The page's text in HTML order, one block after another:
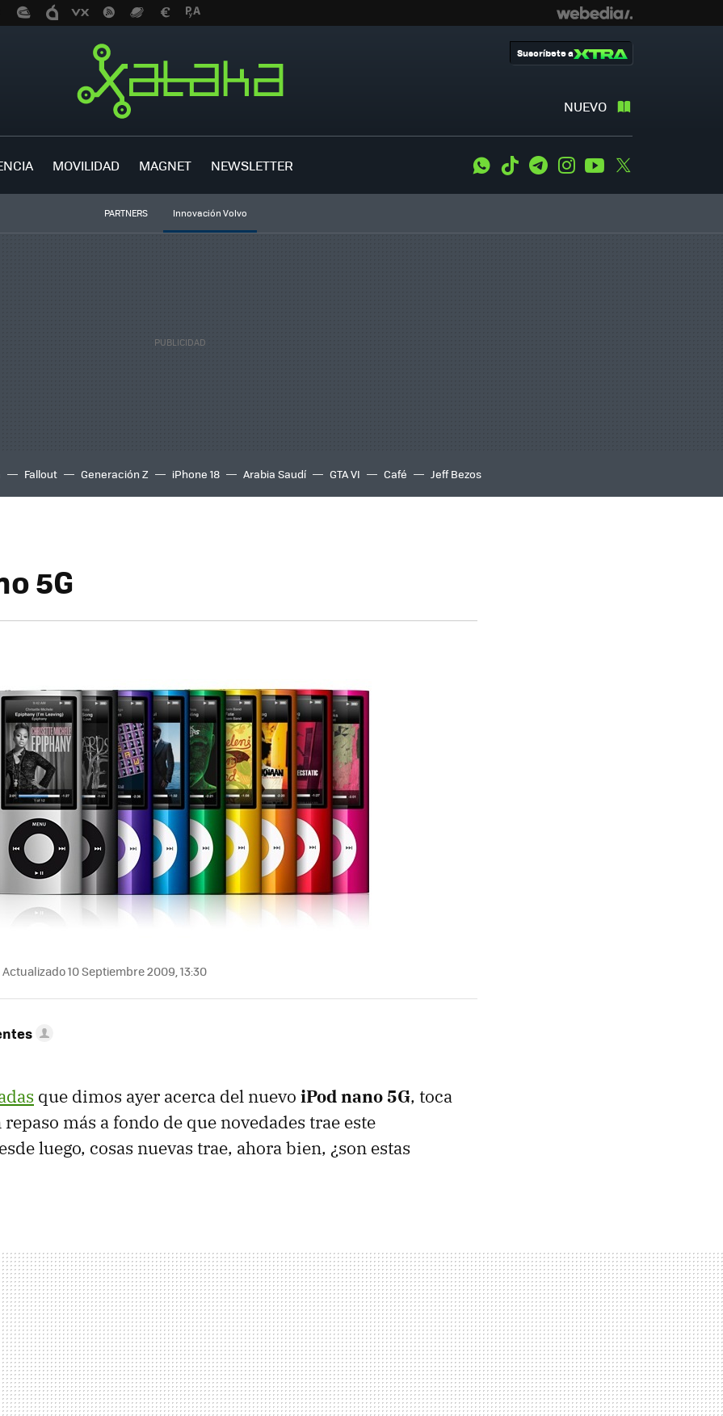
NUEVO
Suscríbete a
MOVILIDAD MAGNET NEWSLETTER WhatsApp
Tiktok TelegramInstagramYoutube
PARTNERS Innovación Volvo
Fallout Generación Z iPhone 18 Arabia Saudí GTA VI Café Jeff Bezos
5G
Actualizado 10 Septiembre 2009, 13:30
que dimos ayer acerca del nuevo iPod nano 5G, toca
más a fondo de que novedades trae este
luego, cosas nuevas trae, ahora bien, ¿son estas